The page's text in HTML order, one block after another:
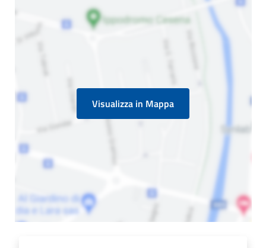
Visualizza in Mappa